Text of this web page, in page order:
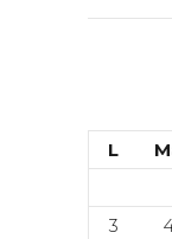
L
3